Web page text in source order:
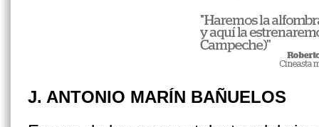
J. ANTONIO MARÍN BAÑUELOS